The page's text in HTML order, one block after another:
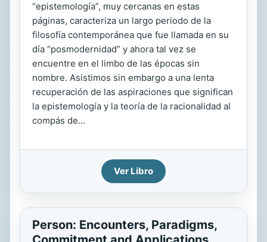
“epistemología”, muy cercanas en estas
páginas, caracteriza un largo periodo de la
filosofía contemporánea que fue llamada en su
día “posmodernidad” y ahora tal vez se
encuentre en el limbo de las épocas sin
nombre. Asistimos sin embargo a una lenta
recuperación de las aspiraciones que significan
la epistemología y la teoría de la racionalidad al
compás de...
Ver Libro
Person: Encounters, Paradigms,